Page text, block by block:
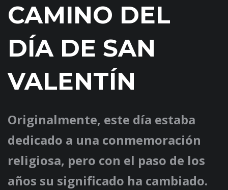
CAMINO DEL
DÍA DE SAN
VALENTÍN
Originalmente, este día estaba
dedicado a una conmemoración
religiosa, pero con el paso de los
años su significado ha cambiado.